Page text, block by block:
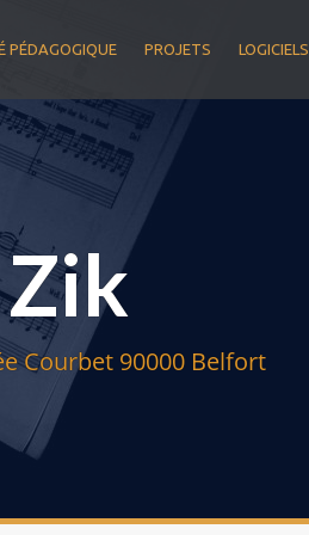
PÉDAGOGIQUE PROJETS LOGICIELS
Courbet 90000 Belfort